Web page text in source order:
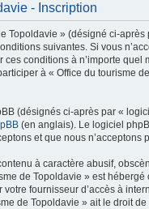
- Inscription
Topoldavie » (désigné ci-
suivantes. Si vous
conditions à n’importe
à « Office du tourisme
(désignés ci-après par «
(en anglais). Le logiciel
et que nous
à caractère abusif,
de Topoldavie » est
fournisseur d’accès à
de Topoldavie » ait le droit